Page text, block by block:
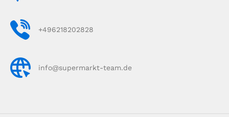
+496218202828
info@supermarkt-team.de